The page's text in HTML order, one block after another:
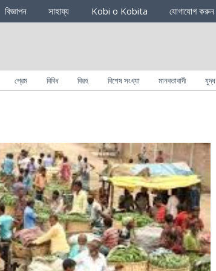
বিজ্ঞাপন সাহায্য Kobi o Kobita যোগাযোগ করুন
প্রেম বিবিধ বিরহ বিশেষ সংখ্যা মানবতাবাদী যুদ্ধ